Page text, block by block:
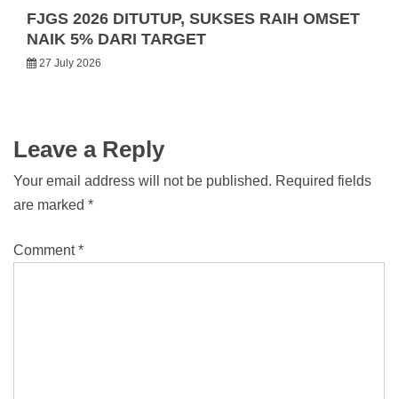
FJGS 2026 DITUTUP, SUKSES RAIH OMSET
NAIK 5% DARI TARGET
27 July 2026
Leave a Reply
Your email address will not be published. Required fields
are marked *
Comment*